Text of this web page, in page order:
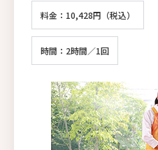
料金：10,428円（税込）
時間：2時間／1回